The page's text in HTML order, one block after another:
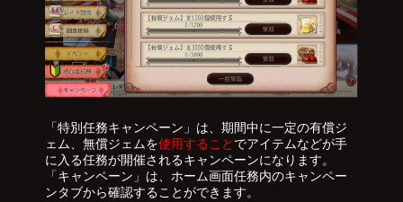
「特別任務キャンペーン」は、期間中に一定の有償ジ
ェム、無償ジェムを使用すること でアイテムなどが手
に入る任務が開催されるキャンペーンになります。
「キャンペーン」は、ホーム画面任務内のキャンペー
ンタブから確認することができます。